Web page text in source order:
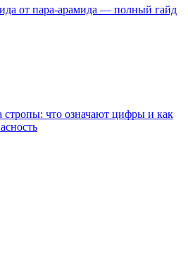
от пара-арамида — полный гайд
стропы: что означают цифры и как